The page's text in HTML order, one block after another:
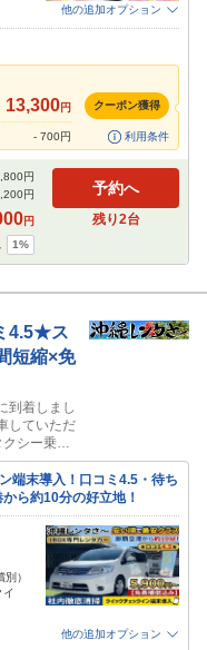
他の追加オプション
13,300円
- 700円
クーポン獲得
利用条件
円
円
円
1%
予約へ
残り2台
4.5★ス
短縮×免
到着しまし
していただ
シー乗り
円前後
志1-9-6
用の場合は
端末導入！口コミ4.5・待ち
ら約10分の好立地！
）
他の追加オプション